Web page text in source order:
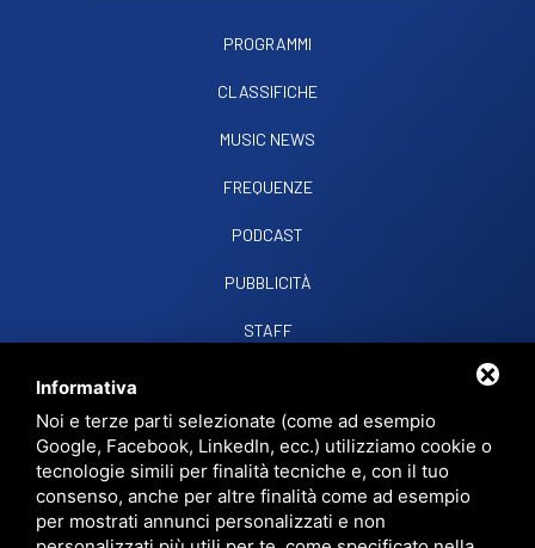
PROGRAMMI
CLASSIFICHE
MUSIC NEWS
FREQUENZE
PODCAST
PUBBLICITÀ
STAFF
RADIO SOUND SNCVIALE PAPA GIOVANNI XXIII, 39, 44021 CODIGORO FE
D.L. 34/2019 EROG. PUBBLICHE
PRIVACY•SITEMAP• QUESTO SITO È PROTETTO DA GOOGLE RECAPTCHA
V3,PRIVACY POLICYETERMS OF SERVICEDI GOOGLE.
Informativa
Noi e terze parti selezionate (come ad esempio
Google, Facebook, LinkedIn, ecc.) utilizziamo cookie o
tecnologie simili per finalità tecniche e, con il tuo
consenso, anche per altre finalità come ad esempio
per mostrati annunci personalizzati e non